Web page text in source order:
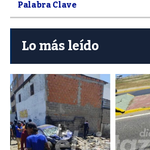
Lo más leído